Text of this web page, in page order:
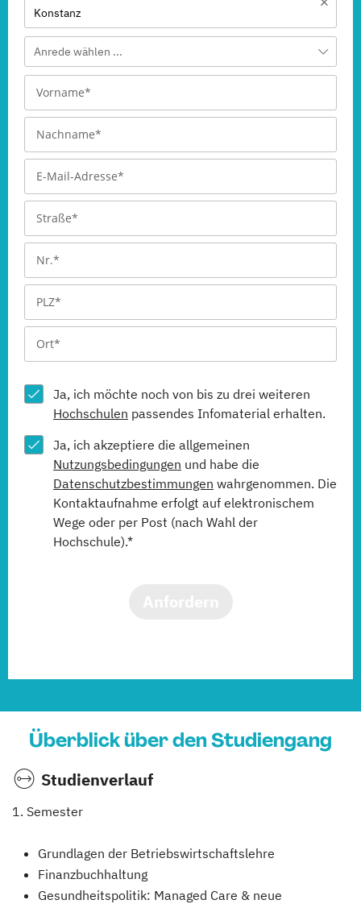
Konstanz
Anrede wählen ...
Ja, ich möchte noch von bis zu drei weiteren
Hochschulen passendes Infomaterial erhalten.
Ja, ich akzeptiere die allgemeinen
Nutzungsbedingungen und habe die
Datenschutzbestimmungen wahrgenommen. Die
Kontaktaufnahme erfolgt auf elektronischem
Wege oder per Post (nach Wahl der
Hochschule).*
Überblick über den Studiengang
Studienverlauf
1. Semester
Grundlagen der Betriebswirtschaftslehre
Finanzbuchhaltung
Gesundheitspolitik: Managed Care & neue